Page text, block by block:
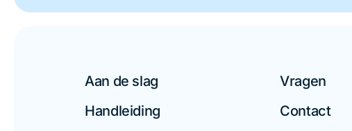
Aan de slag
Handleiding
Vragen
Contact